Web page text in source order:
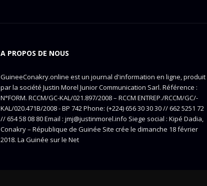
A PROPOS DE NOUS
GuineeConakry.online est un journal d'information en ligne, produit
par la société Justin Morel Junior Communication Sarl. Référence :
N°FORM. RCCM/GC-KAL/021.897/2008 – RCCM ENTREP./RCCM/GC/-
KAL/020.471B/2008 - BP 742 Phone: (+224) 656 30 30 30 // 662 5251 72
// 654 58 08 80 Email : jmj@justinmorel.info Siege social : Kipé Dadia,
Conakry – République de Guinée Site crée le dimanche 18 février
2018. La Guinée sur le Net